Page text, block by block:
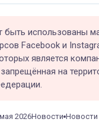
быть использованы
Facebook и
является
на
2026Новости Новости